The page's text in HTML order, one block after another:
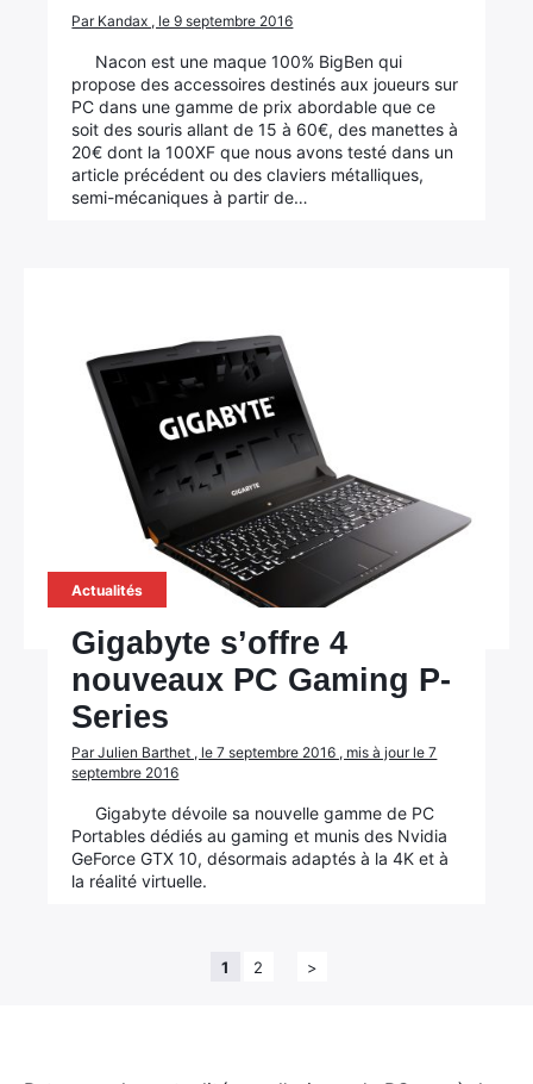
Par Kandax , le 9 septembre 2016
Nacon est une maque 100% BigBen qui
propose des accessoires destinés aux joueurs sur
PC dans une gamme de prix abordable que ce
soit des souris allant de 15 à 60€, des manettes à
20€ dont la 100XF que nous avons testé dans un
article précédent ou des claviers métalliques,
semi-mécaniques à partir de…
Actualités
Gigabyte s’offre 4
nouveaux PC Gaming P-
Series
Par Julien Barthet , le 7 septembre 2016 , mis à jour le 7
septembre 2016
Gigabyte dévoile sa nouvelle gamme de PC
Portables dédiés au gaming et munis des Nvidia
GeForce GTX 10, désormais adaptés à la 4K et à
la réalité virtuelle.
1 2 >